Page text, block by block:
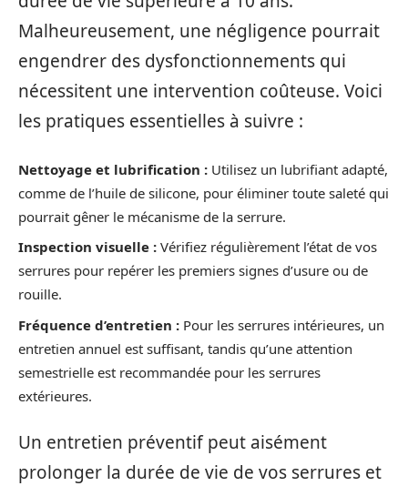
Malheureusement, une négligence pourrait
engendrer des dysfonctionnements qui
nécessitent une intervention coûteuse. Voici
les pratiques essentielles à suivre :
Nettoyage et lubrification : Utilisez un lubrifiant adapté,
comme de l’huile de silicone, pour éliminer toute saleté qui
pourrait gêner le mécanisme de la serrure.
Inspection visuelle : Vérifiez régulièrement l’état de vos
serrures pour repérer les premiers signes d’usure ou de
rouille.
Fréquence d’entretien : Pour les serrures intérieures, un
entretien annuel est suffisant, tandis qu’une attention
semestrielle est recommandée pour les serrures
extérieures.
Un entretien préventif peut aisément
prolonger la durée de vie de vos serrures et